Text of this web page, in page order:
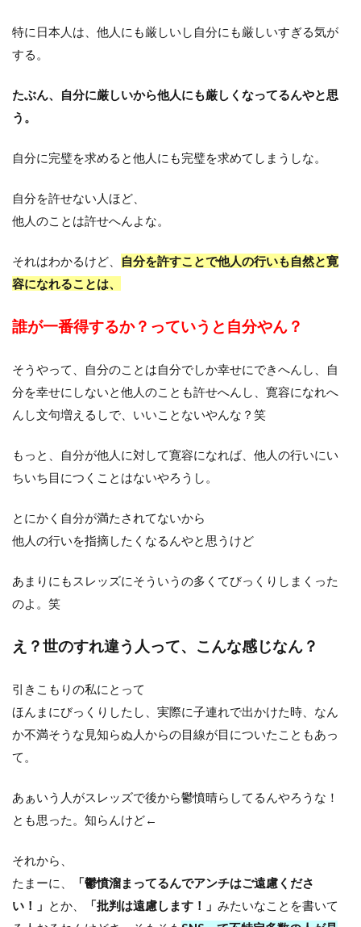
特に日本人は、他人にも厳しいし自分にも厳しいすぎる気が
する。
たぶん、自分に厳しいから他人にも厳しくなってるんやと思
う。
自分に完璧を求めると他人にも完璧を求めてしまうしな。
自分を許せない人ほど、
他人のことは許せへんよな。
それはわかるけど、
自分を許すことで他人の行いも自然と寛
容になれることは、
誰が一番得するか？っていうと自分やん？
そうやって、自分のことは自分でしか幸せにできへんし、自
分を幸せにしないと他人のことも許せへんし、寛容になれへ
んし文句増えるしで、いいことないやんな？笑
もっと、自分が他人に対して寛容になれば、他人の行いにい
ちいち目につくことはないやろうし。
とにかく自分が満たされてないから
他人の行いを指摘したくなるんやと思うけど
あまりにもスレッズにそういうの多くてびっくりしまくった
のよ。笑
え？世のすれ違う人って、こんな感じなん？
引きこもりの私にとって
ほんまにびっくりしたし、実際に子連れで出かけた時、なん
か不満そうな見知らぬ人からの目線が目についたこともあっ
て。
あぁいう人がスレッズで後から鬱憤晴らしてるんやろうな！
とも思った。知らんけど←
それから、
たまーに、
「鬱憤溜まってるんでアンチはご遠慮くださ
い！」 とか、 「批判は遠慮します！」 みたいなことを書いて